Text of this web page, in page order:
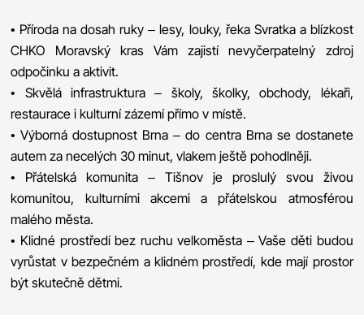
• Příroda na dosah ruky – lesy, louky, řeka Svratka a blízkost
CHKO Moravský kras Vám zajistí nevyčerpatelný zdroj
odpočinku a aktivit.
• Skvělá infrastruktura – školy, školky, obchody, lékaři,
restaurace i kulturní zázemí přímo v místě.
• Výborná dostupnost Brna – do centra Brna se dostanete
autem za necelých 30 minut, vlakem ještě pohodlněji.
• Přátelská komunita – Tišnov je proslulý svou živou
komunitou, kulturními akcemi a přátelskou atmosférou
malého města.
• Klidné prostředí bez ruchu velkoměsta – Vaše děti budou
vyrůstat v bezpečném a klidném prostředí, kde mají prostor
být skutečně dětmi.